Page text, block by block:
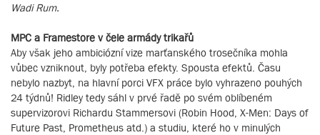
Wadi Rum.
MPC a Framestore v čele armády trikařů
Aby však jeho ambiciózní vize marťanského trosečníka mohla
vůbec vzniknout, byly potřeba efekty. Spousta efektů. Času
nebylo nazbyt, na hlavní porci VFX práce bylo vyhrazeno pouhých
24 týdnů! Ridley tedy sáhl v prvé řadě po svém oblíbeném
supervizorovi Richardu Stammersovi (Robin Hood, X-Men: Days of
Future Past, Prometheus atd.) a studiu, které ho v minulých